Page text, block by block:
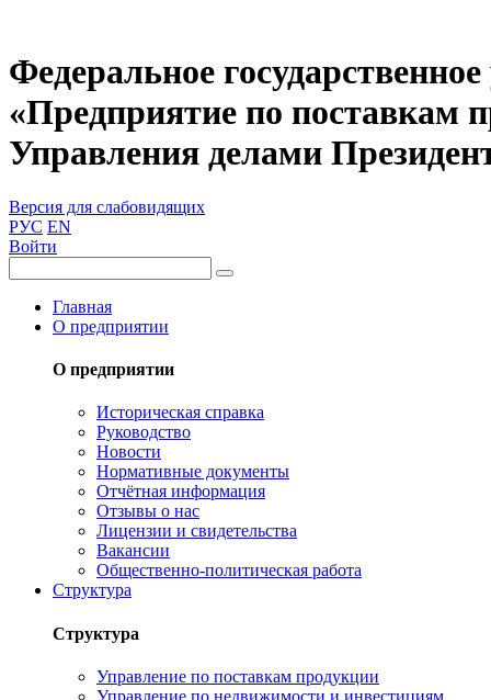
Федеральное
«Предприятие по поставкам
Управления делами
Версия для слабовидящих
РУС EN
Войти
Главная
О предприятии
О предприятии
Историческая справка
Руководство
Новости
Нормативные документы
Отчётная информация
Отзывы о нас
Лицензии и свидетельства
Вакансии
Общественно-политическая работа
Структура
Структура
Управление по поставкам продукции
Управление по недвижимости и инвестициям